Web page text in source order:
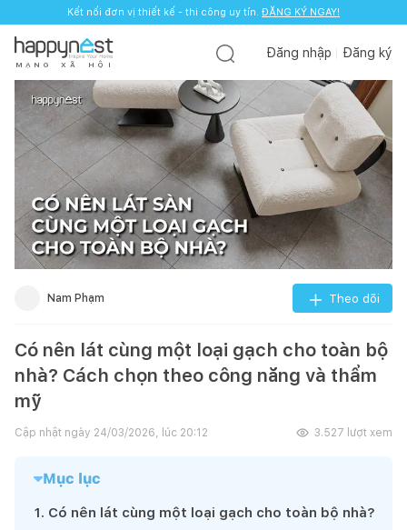
Kết nối đơn vị thiết kế - thi công uy tín. ĐĂNG KÝ NGAY!
M Ạ N G X Ã H Ộ I
Đăng nhập Đăng ký
Nam Phạm Theo dõi
Có nên lát cùng một loại gạch cho toàn bộ
nhà? Cách chọn theo công năng và thẩm
mỹ
Cập nhật ngày 24/03/2026, lúc 20:12 3.527 lượt xem
Mục lục
1. Có nên lát cùng một loại gạch cho toàn bộ nhà?